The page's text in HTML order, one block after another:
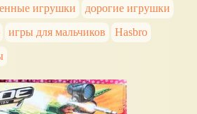
игрушки
дорогие игрушки
игры для мальчиков
Hasbro